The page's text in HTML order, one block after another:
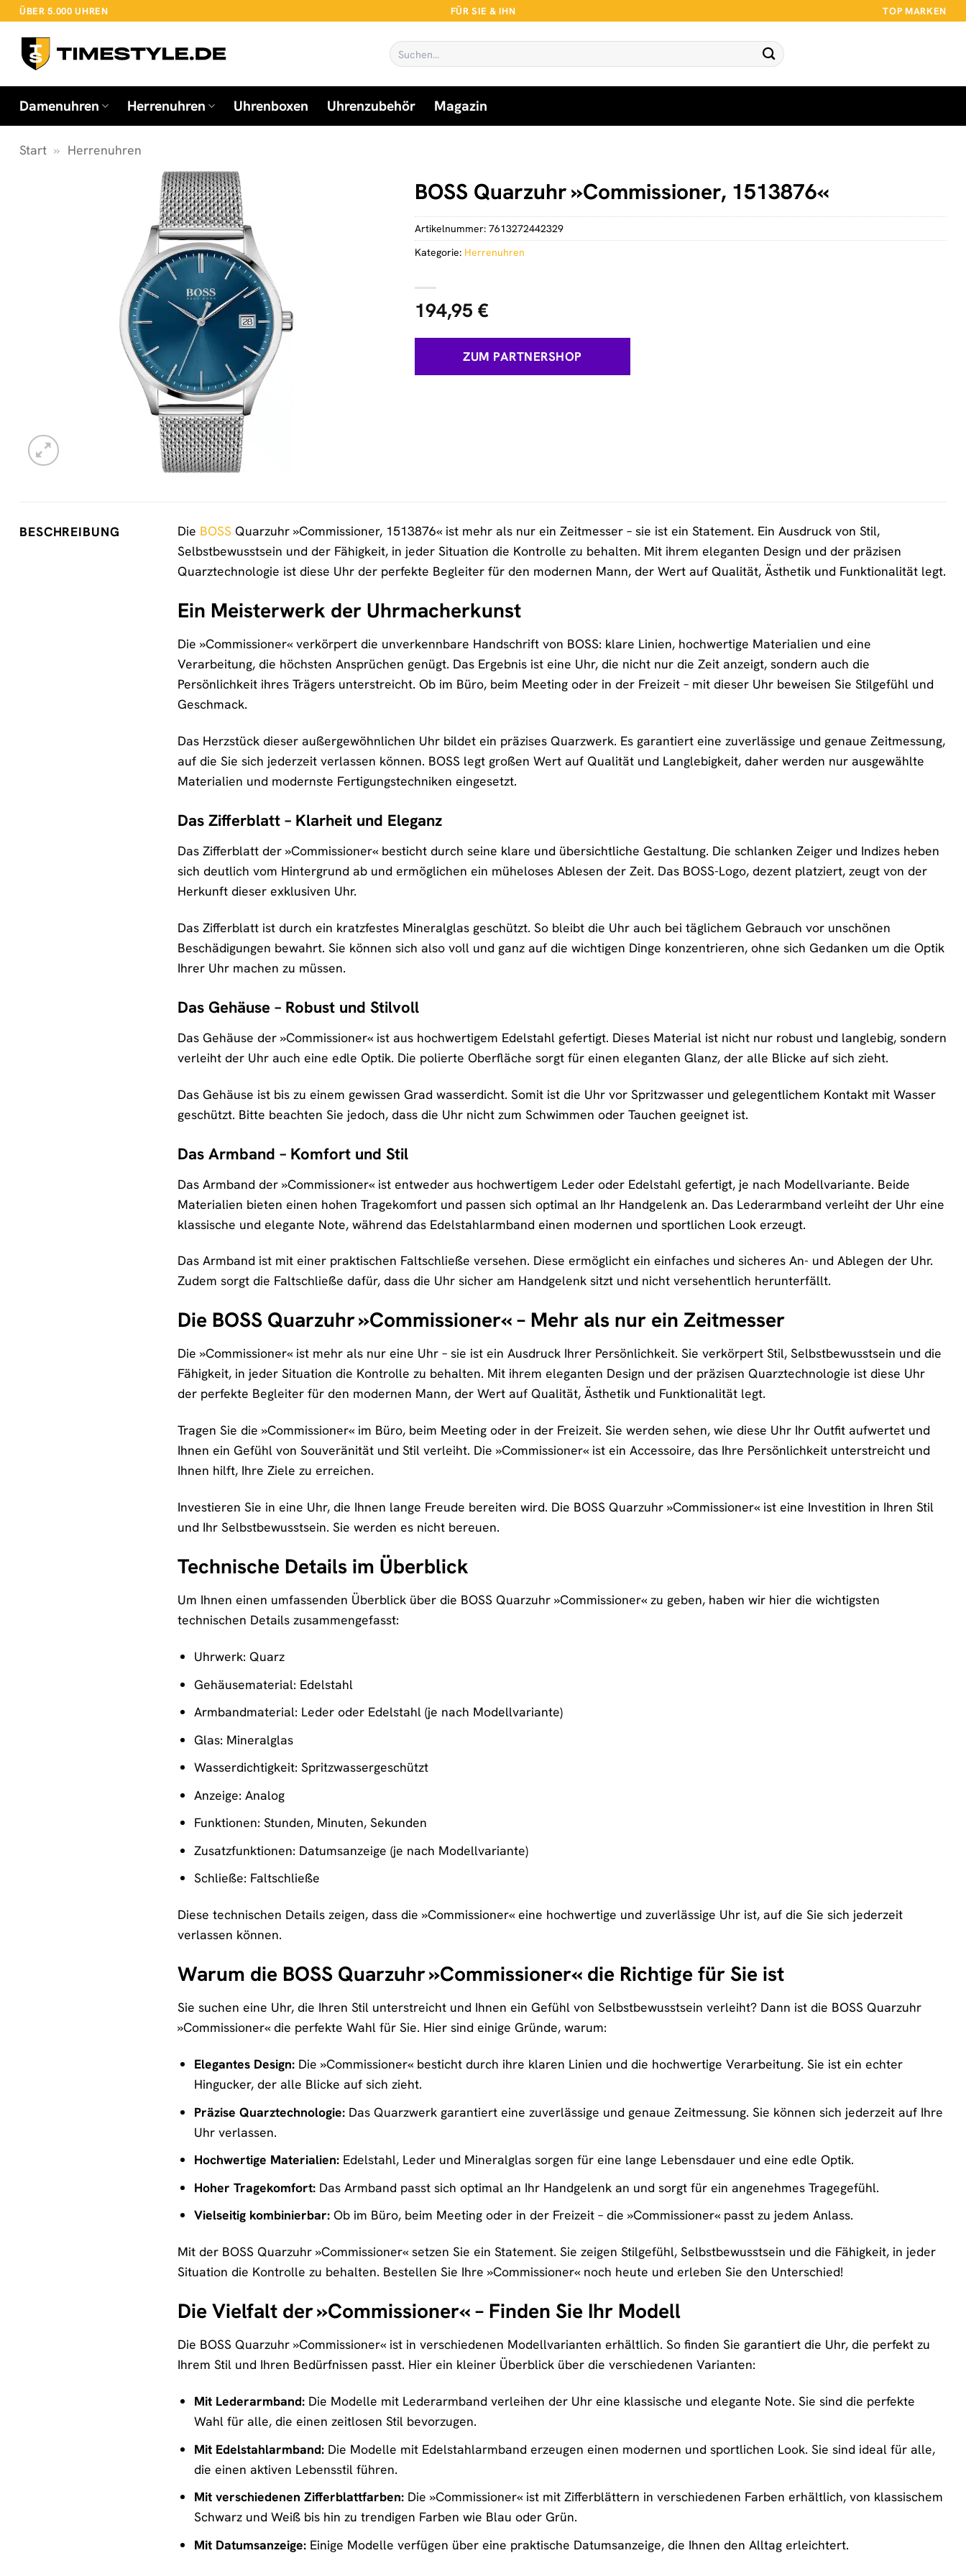
Zum
springen
ÜBER 5.000 UHREN FÜR SIE & IHN TOP MARKEN
Suchen
nach:
Damenuhren Herrenuhren Uhrenboxen Uhrenzubehör Magazin
Start » Herrenuhren
BOSS Quarzuhr »Commissioner, 1513876«
194,95 €
ZUM PARTNERSHOP
Artikelnummer: 7613272442329
Kategorie: Herrenuhren
BESCHREIBUNG Die BOSS Quarzuhr »Commissioner, 1513876« ist mehr als nur ein Zeitmesser – sie ist ein Statement. Ein Ausdruck von Stil,
Selbstbewusstsein und der Fähigkeit, in jeder Situation die Kontrolle zu behalten. Mit ihrem eleganten Design und der präzisen
Quarztechnologie ist diese Uhr der perfekte Begleiter für den modernen Mann, der Wert auf Qualität, Ästhetik und Funktionalität legt.
Ein Meisterwerk der Uhrmacherkunst
Die »Commissioner« verkörpert die unverkennbare Handschrift von BOSS: klare Linien, hochwertige Materialien und eine
Verarbeitung, die höchsten Ansprüchen genügt. Das Ergebnis ist eine Uhr, die nicht nur die Zeit anzeigt, sondern auch die
Persönlichkeit ihres Trägers unterstreicht. Ob im Büro, beim Meeting oder in der Freizeit – mit dieser Uhr beweisen Sie Stilgefühl und
Geschmack.
Das Herzstück dieser außergewöhnlichen Uhr bildet ein präzises Quarzwerk. Es garantiert eine zuverlässige und genaue Zeitmessung,
auf die Sie sich jederzeit verlassen können. BOSS legt großen Wert auf Qualität und Langlebigkeit, daher werden nur ausgewählte
Materialien und modernste Fertigungstechniken eingesetzt.
Das Zifferblatt – Klarheit und Eleganz
Das Zifferblatt der »Commissioner« besticht durch seine klare und übersichtliche Gestaltung. Die schlanken Zeiger und Indizes heben
sich deutlich vom Hintergrund ab und ermöglichen ein müheloses Ablesen der Zeit. Das BOSS-Logo, dezent platziert, zeugt von der
Herkunft dieser exklusiven Uhr.
Das Zifferblatt ist durch ein kratzfestes Mineralglas geschützt. So bleibt die Uhr auch bei täglichem Gebrauch vor unschönen
Beschädigungen bewahrt. Sie können sich also voll und ganz auf die wichtigen Dinge konzentrieren, ohne sich Gedanken um die Optik
Ihrer Uhr machen zu müssen.
Das Gehäuse – Robust und Stilvoll
Das Gehäuse der »Commissioner« ist aus hochwertigem Edelstahl gefertigt. Dieses Material ist nicht nur robust und langlebig, sondern
verleiht der Uhr auch eine edle Optik. Die polierte Oberfläche sorgt für einen eleganten Glanz, der alle Blicke auf sich zieht.
Das Gehäuse ist bis zu einem gewissen Grad wasserdicht. Somit ist die Uhr vor Spritzwasser und gelegentlichem Kontakt mit Wasser
geschützt. Bitte beachten Sie jedoch, dass die Uhr nicht zum Schwimmen oder Tauchen geeignet ist.
Das Armband – Komfort und Stil
Das Armband der »Commissioner« ist entweder aus hochwertigem Leder oder Edelstahl gefertigt, je nach Modellvariante. Beide
Materialien bieten einen hohen Tragekomfort und passen sich optimal an Ihr Handgelenk an. Das Lederarmband verleiht der Uhr eine
klassische und elegante Note, während das Edelstahlarmband einen modernen und sportlichen Look erzeugt.
Das Armband ist mit einer praktischen Faltschließe versehen. Diese ermöglicht ein einfaches und sicheres An- und Ablegen der Uhr.
Zudem sorgt die Faltschließe dafür, dass die Uhr sicher am Handgelenk sitzt und nicht versehentlich herunterfällt.
Die BOSS Quarzuhr »Commissioner« – Mehr als nur ein Zeitmesser
Die »Commissioner« ist mehr als nur eine Uhr – sie ist ein Ausdruck Ihrer Persönlichkeit. Sie verkörpert Stil, Selbstbewusstsein und die
Fähigkeit, in jeder Situation die Kontrolle zu behalten. Mit ihrem eleganten Design und der präzisen Quarztechnologie ist diese Uhr
der perfekte Begleiter für den modernen Mann, der Wert auf Qualität, Ästhetik und Funktionalität legt.
Tragen Sie die »Commissioner« im Büro, beim Meeting oder in der Freizeit. Sie werden sehen, wie diese Uhr Ihr Outfit aufwertet und
Ihnen ein Gefühl von Souveränität und Stil verleiht. Die »Commissioner« ist ein Accessoire, das Ihre Persönlichkeit unterstreicht und
Ihnen hilft, Ihre Ziele zu erreichen.
Investieren Sie in eine Uhr, die Ihnen lange Freude bereiten wird. Die BOSS Quarzuhr »Commissioner« ist eine Investition in Ihren Stil
und Ihr Selbstbewusstsein. Sie werden es nicht bereuen.
Technische Details im Überblick
Um Ihnen einen umfassenden Überblick über die BOSS Quarzuhr »Commissioner« zu geben, haben wir hier die wichtigsten
technischen Details zusammengefasst:
Uhrwerk: Quarz
Gehäusematerial: Edelstahl
Armbandmaterial: Leder oder Edelstahl (je nach Modellvariante)
Glas: Mineralglas
Wasserdichtigkeit: Spritzwassergeschützt
Anzeige: Analog
Funktionen: Stunden, Minuten, Sekunden
Zusatzfunktionen: Datumsanzeige (je nach Modellvariante)
Schließe: Faltschließe
Diese technischen Details zeigen, dass die »Commissioner« eine hochwertige und zuverlässige Uhr ist, auf die Sie sich jederzeit
verlassen können.
Warum die BOSS Quarzuhr »Commissioner« die Richtige für Sie ist
Sie suchen eine Uhr, die Ihren Stil unterstreicht und Ihnen ein Gefühl von Selbstbewusstsein verleiht? Dann ist die BOSS Quarzuhr
»Commissioner« die perfekte Wahl für Sie. Hier sind einige Gründe, warum:
Elegantes Design:Die »Commissioner« besticht durch ihre klaren Linien und die hochwertige Verarbeitung. Sie ist ein echter
Hingucker, der alle Blicke auf sich zieht.
Präzise Quarztechnologie:Das Quarzwerk garantiert eine zuverlässige und genaue Zeitmessung. Sie können sich jederzeit auf Ihre
Uhr verlassen.
Hochwertige Materialien:Edelstahl, Leder und Mineralglas sorgen für eine lange Lebensdauer und eine edle Optik.
Hoher Tragekomfort:Das Armband passt sich optimal an Ihr Handgelenk an und sorgt für ein angenehmes Tragegefühl.
Vielseitig kombinierbar:Ob im Büro, beim Meeting oder in der Freizeit – die »Commissioner« passt zu jedem Anlass.
Mit der BOSS Quarzuhr »Commissioner« setzen Sie ein Statement. Sie zeigen Stilgefühl, Selbstbewusstsein und die Fähigkeit, in jeder
Situation die Kontrolle zu behalten. Bestellen Sie Ihre »Commissioner« noch heute und erleben Sie den Unterschied!
Die Vielfalt der »Commissioner« – Finden Sie Ihr Modell
Die BOSS Quarzuhr »Commissioner« ist in verschiedenen Modellvarianten erhältlich. So finden Sie garantiert die Uhr, die perfekt zu
Ihrem Stil und Ihren Bedürfnissen passt. Hier ein kleiner Überblick über die verschiedenen Varianten:
Mit Lederarmband:Die Modelle mit Lederarmband verleihen der Uhr eine klassische und elegante Note. Sie sind die perfekte
Wahl für alle, die einen zeitlosen Stil bevorzugen.
Mit Edelstahlarmband:Die Modelle mit Edelstahlarmband erzeugen einen modernen und sportlichen Look. Sie sind ideal für alle,
die einen aktiven Lebensstil führen.
Mit verschiedenen Zifferblattfarben:Die »Commissioner« ist mit Zifferblättern in verschiedenen Farben erhältlich, von klassischem
Schwarz und Weiß bis hin zu trendigen Farben wie Blau oder Grün.
Mit Datumsanzeige:Einige Modelle verfügen über eine praktische Datumsanzeige, die Ihnen den Alltag erleichtert.